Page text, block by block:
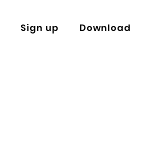
Sign up Download